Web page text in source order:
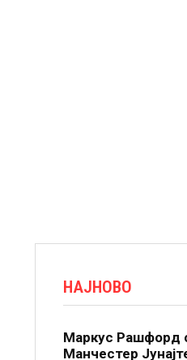
НАЈНОВО
Маркус Рашфорд
Манчестер